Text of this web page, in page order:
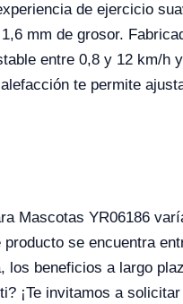
de ejercicio
mm de grosor.
entre 0,8 y 12 km/
te permite
Mascotas YR06186
se encuentra
beneficios a largo
¡Te invitamos a